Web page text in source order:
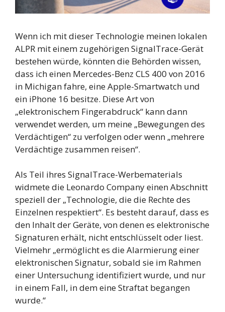
Wenn ich mit dieser Technologie meinen lokalen
ALPR mit einem zugehörigen SignalTrace-Gerät
bestehen würde, könnten die Behörden wissen,
dass ich einen Mercedes-Benz CLS 400 von 2016
in Michigan fahre, eine Apple-Smartwatch und
ein iPhone 16 besitze. Diese Art von
„elektronischem Fingerabdruck“ kann dann
verwendet werden, um meine „Bewegungen des
Verdächtigen“ zu verfolgen oder wenn „mehrere
Verdächtige zusammen reisen“.
Als Teil ihres SignalTrace-Werbematerials
widmete die Leonardo Company einen Abschnitt
speziell der „Technologie, die die Rechte des
Einzelnen respektiert“. Es besteht darauf, dass es
den Inhalt der Geräte, von denen es elektronische
Signaturen erhält, nicht entschlüsselt oder liest.
Vielmehr „ermöglicht es die Alarmierung einer
elektronischen Signatur, sobald sie im Rahmen
einer Untersuchung identifiziert wurde, und nur
in einem Fall, in dem eine Straftat begangen
wurde.“